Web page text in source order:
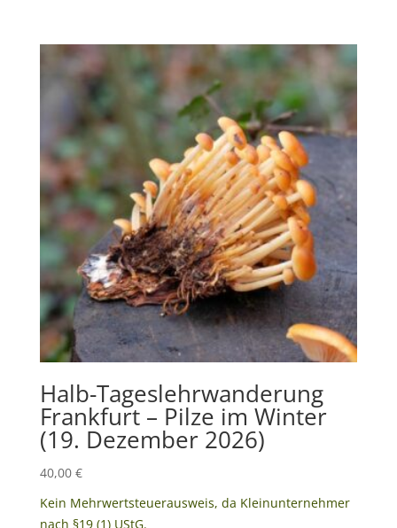
Halb-Tageslehrwanderung
Frankfurt – Pilze im Winter
(19. Dezember 2026)
40,00 €
Kein Mehrwertsteuerausweis, da Kleinunternehmer
nach §19 (1) UStG.